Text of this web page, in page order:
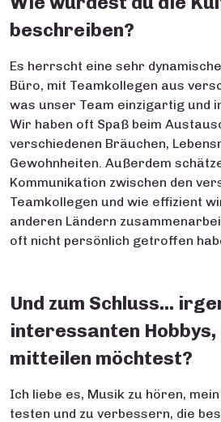
beschreiben?
Es herrscht eine sehr
Büro, mit Teamkollegen aus
was unser Team einzigartig und
Wir haben oft Spaß beim
verschiedenen Bräuchen,
Gewohnheiten. Außerdem
Kommunikation zwischen den
Teamkollegen und wie effizient
anderen Ländern
oft nicht persönlich getroffen
Und zum Schluss...
interessanten Hobbys,
mitteilen möchtest?
Ich liebe es, Musik zu hören, mein
testen und zu verbessern, die